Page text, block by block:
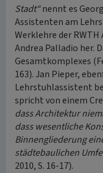
Stadt“nennt es
Assistenten am
Werklehre der
Andrea Palladio her.
Gesamtkomplexes
163). Jan Pieper,
Lehrstuhlassistent
spricht von einem
dass Architektur
dass wesentliche
Binnengliederung
städtebaulichen
2010, S. 16-17).